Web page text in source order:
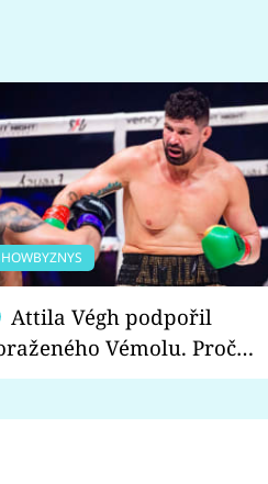
Vémolu. Proč
raději zápasit s ním než